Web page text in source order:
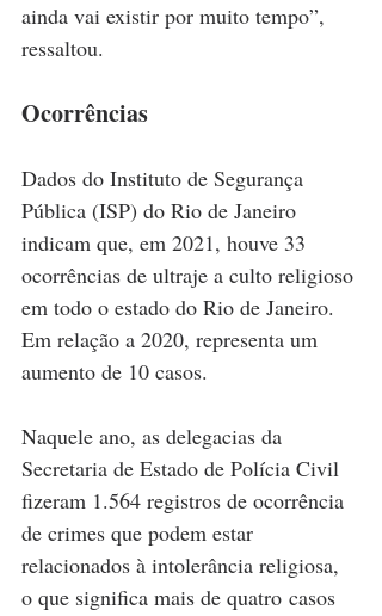
ainda vai existir por muito tempo”,
ressaltou.
Ocorrências
Dados do Instituto de Segurança
Pública (ISP) do Rio de Janeiro
indicam que, em 2021, houve 33
ocorrências de ultraje a culto religioso
em todo o estado do Rio de Janeiro.
Em relação a 2020, representa um
aumento de 10 casos.
Naquele ano, as delegacias da
Secretaria de Estado de Polícia Civil
fizeram 1.564 registros de ocorrência
de crimes que podem estar
relacionados à intolerância religiosa,
o que significa mais de quatro casos